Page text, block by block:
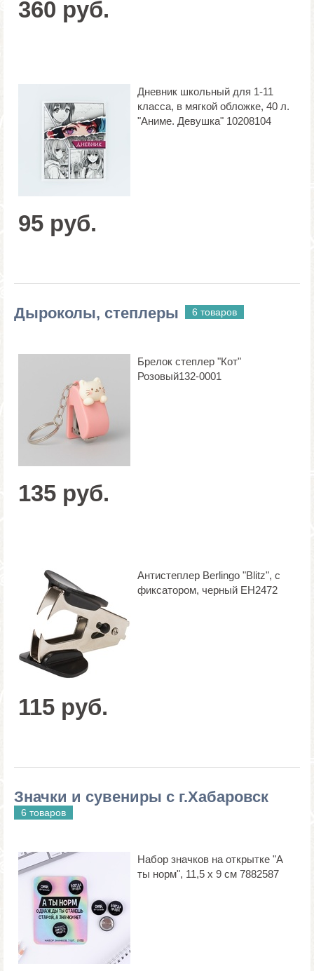
360 руб.
Дневник школьный для 1-11
класса, в мягкой обложке, 40 л.
"Аниме. Девушка" 10208104
95 руб.
Дыроколы, степлеры 6 товаров
Брелок степлер "Кот"
Розовый132-0001
135 руб.
Антистеплер Berlingo "Blitz", с
фиксатором, черный EH2472
115 руб.
Значки и сувениры с г.Хабаровск
6 товаров
Набор значков на открытке "А
ты норм", 11,5 х 9 см 7882587